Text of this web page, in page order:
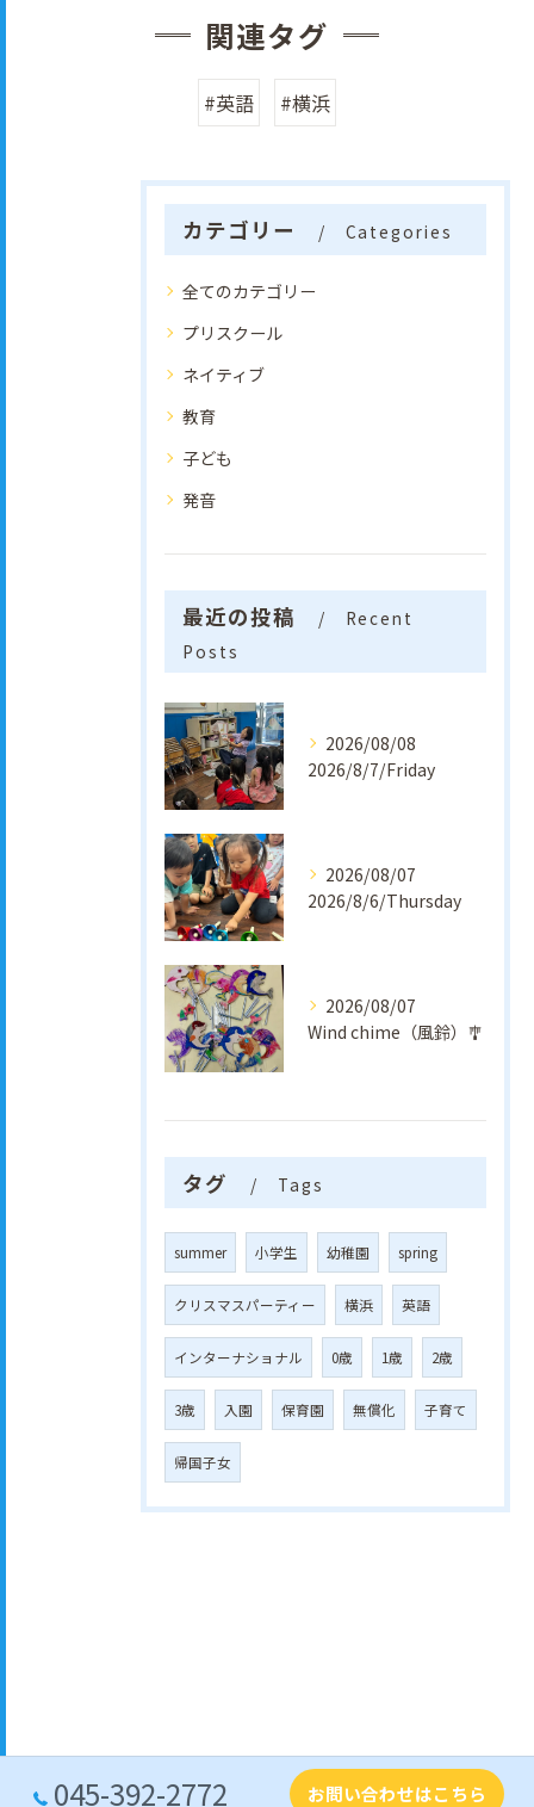
関連タグ
#英語 #横浜
カテゴリー Categories
全てのカテゴリー
プリスクール
ネイティブ
教育
子ども
発音
最近の投稿
Recent
Posts
2026/08/08
2026/8/7/Friday
2026/08/07
2026/8/6/Thursday
2026/08/07
Wind chime（風鈴）🎐
タグ Tags
summer 小学生 幼稚園 spring
クリスマスパーティー 横浜 英語
インターナショナル 0歳 1歳 2歳
3歳 入園 保育園 無償化 子育て
帰国子女
045-392-2772 お問い合わせはこちら